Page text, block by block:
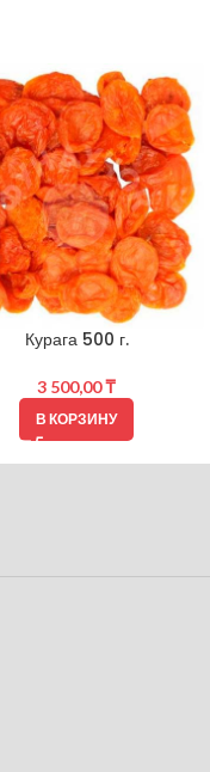
Курага 500 г.
3 500,00₸
В КОРЗИНУ